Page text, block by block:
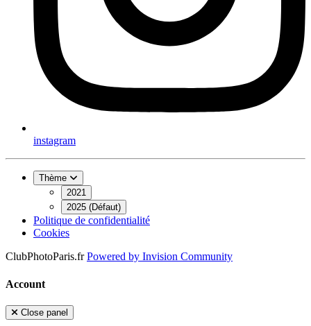
instagram
Thème
2021
2025 (Défaut)
Politique de confidentialité
Cookies
ClubPhotoParis.fr Powered by Invision Community
Account
Close panel